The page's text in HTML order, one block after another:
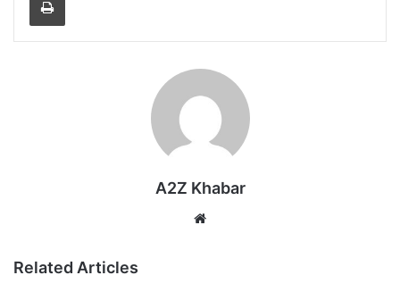
A2Z Khabar
Related Articles